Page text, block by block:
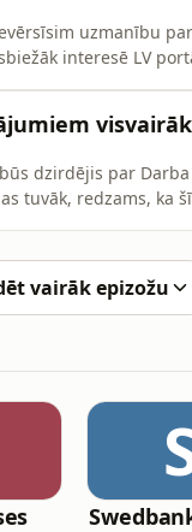
uzmanību
interesē LV
dzirdējis par
tuvāk, redzams, ka
vairāk epizožu